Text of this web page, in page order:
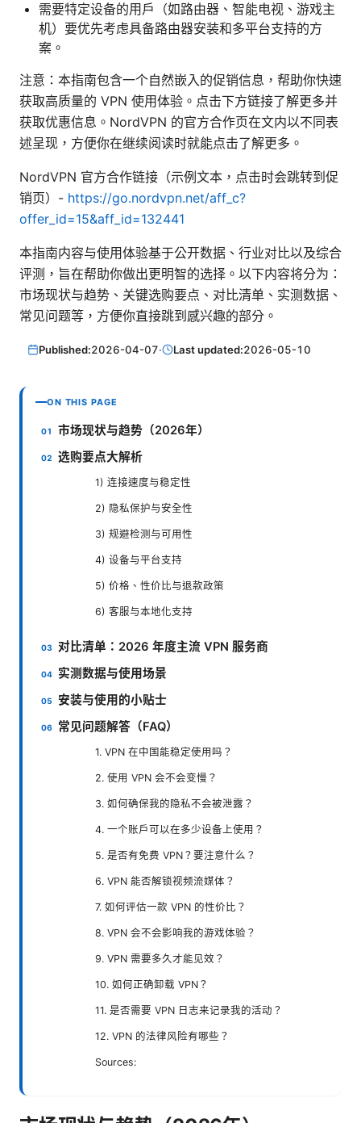
需要特定设备的用户（如路由器、智能电视、游戏主
机）要优先考虑具备路由器安装和多平台支持的方
案。
注意：本指南包含一个自然嵌入的促销信息，帮助你快速
获取高质量的 VPN 使用体验。点击下方链接了解更多并
获取优惠信息。NordVPN 的官方合作页在文内以不同表
述呈现，方便你在继续阅读时就能点击了解更多。
NordVPN 官方合作链接（示例文本，点击时会跳转到促
销页）- https://go.nordvpn.net/aff_c?
offer_id=15&aff_id=132441
本指南内容与使用体验基于公开数据、行业对比以及综合
评测，旨在帮助你做出更明智的选择。以下内容将分为：
市场现状与趋势、关键选购要点、对比清单、实测数据、
常见问题等，方便你直接跳到感兴趣的部分。
Published:2026-04-07· Last updated:2026-05-10
ON THIS PAGE
市场现状与趋势（2026年）
选购要点大解析
1) 连接速度与稳定性
2) 隐私保护与安全性
3) 规避检测与可用性
4) 设备与平台支持
5) 价格、性价比与退款政策
6) 客服与本地化支持
对比清单：2026 年度主流 VPN 服务商
实测数据与使用场景
安装与使用的小贴士
常见问题解答（FAQ）
1. VPN 在中国能稳定使用吗？
2. 使用 VPN 会不会变慢？
3. 如何确保我的隐私不会被泄露？
4. 一个账户可以在多少设备上使用？
5. 是否有免费 VPN？要注意什么？
6. VPN 能否解锁视频流媒体？
7. 如何评估一款 VPN 的性价比？
8. VPN 会不会影响我的游戏体验？
9. VPN 需要多久才能见效？
10. 如何正确卸载 VPN？
11. 是否需要 VPN 日志来记录我的活动？
12. VPN 的法律风险有哪些？
Sources: